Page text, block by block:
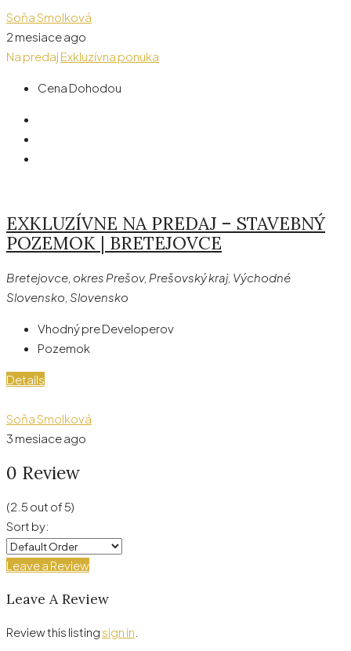
Soňa Smolková
2 mesiace ago
Na predaj Exkluzívna ponuka
Cena Dohodou
EXKLUZÍVNE NA PREDAJ – STAVEBNÝ
POZEMOK | BRETEJOVCE
Bretejovce, okres Prešov, Prešovský kraj, Východné
Slovensko, Slovensko
Vhodný pre Developerov
Pozemok
Details
Soňa Smolková
3 mesiace ago
0 Review
(2.5 out of5)
Sort by:
Leave a Review
Leave A Review
Review this listing sign in